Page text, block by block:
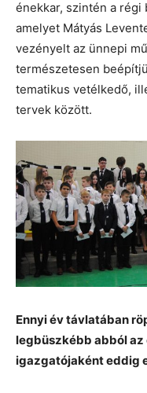
énekkar, szintén a régi
amelyet Mátyás
vezényelt az ünnepi
természetesen
tematikus vetélkedő,
tervek között.
Ennyi év távlatában
legbüszkébb abból az
igazgatójaként eddig